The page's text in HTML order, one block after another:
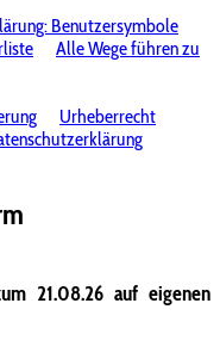
Benutzersymbole
Alle Wege führen zu
Urheberrecht
21.08.26 auf eigenen